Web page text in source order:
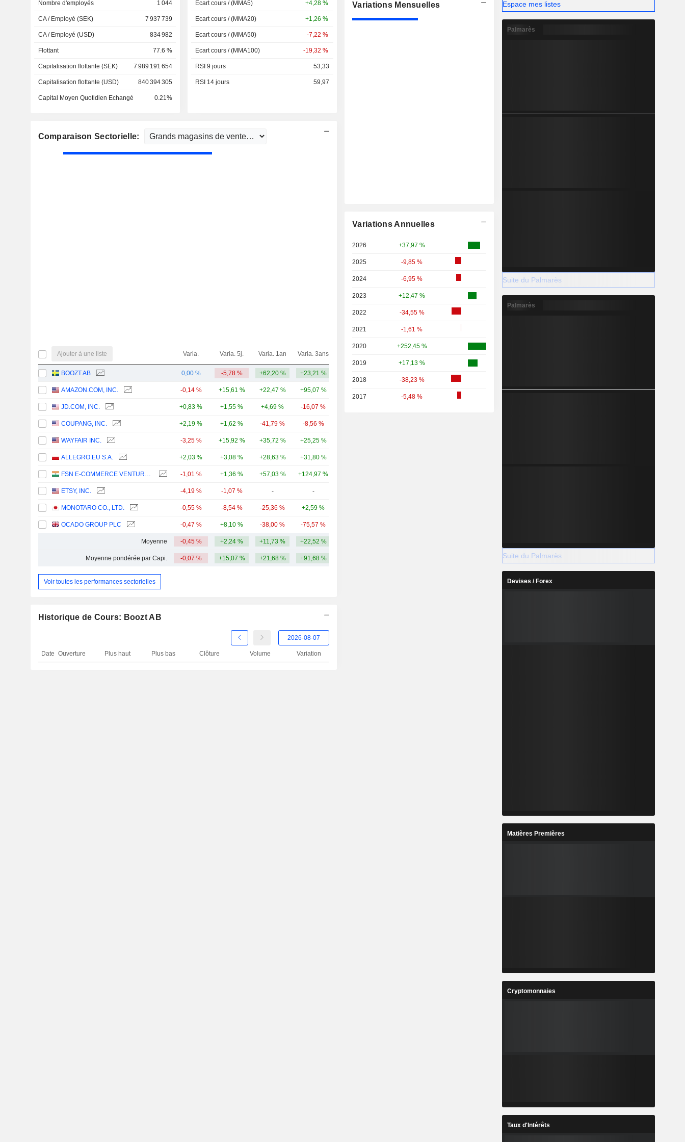
Nombre d'employés 1 044
CA / Employé (SEK) 7 937 739
CA / Employé (USD) 834 982
Flottant 77.6 %
Capitalisation flottante (SEK) 7 989 191 654
Capitalisation flottante (USD) 840 394 305
Capital Moyen Quotidien Echangé 0.21%
Ecart cours / (MMA5) +4,28 %
Ecart cours / (MMA20) +1,26 %
Ecart cours / (MMA50) -7,22 %
Ecart cours / (MMA100) -19,32 %
RSI 9 jours 53,33
RSI 14 jours 59,97
Comparaison Sectorielle:
Ajouter à une liste Varia. Varia. 5j. Varia. 1an Varia. 3ans
BOOZT AB 0,00 % -5,78 % +62,20 % +23,21 %
AMAZON.COM, INC. -0,14 % +15,61 % +22,47 % +95,07 %
JD.COM, INC. +0,83 % +1,55 % +4,69 % -16,07 %
COUPANG, INC. +2,19 % +1,62 % -41,79 % -8,56 %
WAYFAIR INC. -3,25 % +15,92 % +35,72 % +25,25 %
ALLEGRO.EU S.A. +2,03 % +3,08 % +28,63 % +31,80 %
FSN E-COMMERCE VENTURES LIMITED -1,01 % +1,36 % +57,03 % +124,97 %
ETSY, INC. -4,19 % -1,07 % - -
MONOTARO CO., LTD. -0,55 % -8,54 % -25,36 % +2,59 %
OCADO GROUP PLC -0,47 % +8,10 % -38,00 % -75,57 %
Moyenne -0,45 % +2,24 % +11,73 % +22,52 %
Moyenne pondérée par Capi. -0,07 % +15,07 % +21,68 % +91,68 %
Voir toutes les performances sectorielles
Historique de Cours: Boozt AB
Date Ouverture Plus haut Plus bas Clôture Volume Variation
Variations Mensuelles
Variations Annuelles
2026 +37,97 %
2025 -9,85 %
2024 -6,95 %
2023 +12,47 %
2022 -34,55 %
2021 -1,61 %
2020 +252,45 %
2019 +17,13 %
2018 -38,23 %
2017 -5,48 %
Espace mes listes
Palmarès
Suite du Palmarès
Palmarès
Suite du Palmarès
Devises / Forex
Matières Premières
Cryptomonnaies
Taux d'Intérêts